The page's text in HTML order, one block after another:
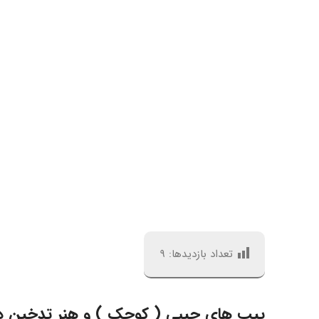
تعداد بازدیدها: 9
پیپ‌ های جیبی ( کوچک ) و هنر تدخین